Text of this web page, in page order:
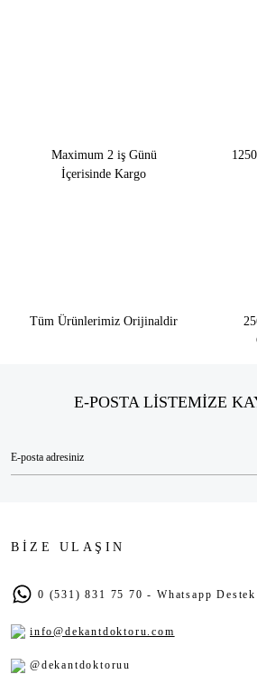
Maximum 2 iş Günü
İçerisinde Kargo
Tüm Ürünlerimiz Orijinaldir
E-POSTA LİSTEMİZE
BİZE ULAŞIN
0 (531) 831 75 70 - Whatsapp Destek
info@dekantdoktoru.com
@dekantdoktoruu